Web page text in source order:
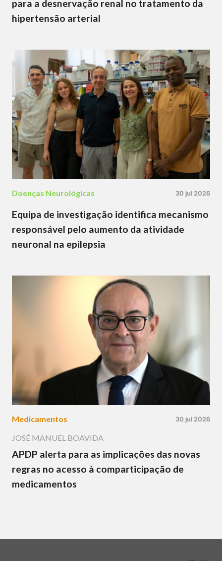
para a desnervação renal no tratamento da
hipertensão arterial
Doenças Neurológicas 30 jul 2026
Equipa de investigação identifica mecanismo
responsável pelo aumento da atividade
neuronal na epilepsia
Medicamentos 30 jul 2026
JOSÉ MANUEL BOAVIDA
APDP alerta para as implicações das novas
regras no acesso à comparticipação de
medicamentos